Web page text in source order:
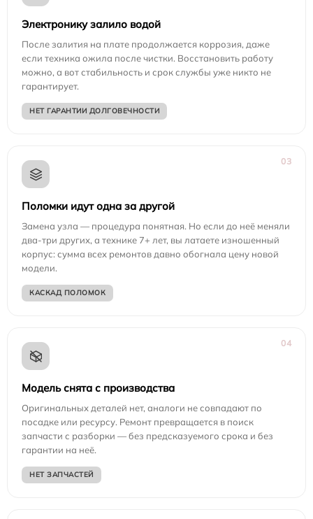
Электронику залило водой
После залития на плате продолжается коррозия, даже
если техника ожила после чистки. Восстановить работу
можно, а вот стабильность и срок службы уже никто не
гарантирует.
НЕТ ГАРАНТИИ ДОЛГОВЕЧНОСТИ
03
Поломки идут одна за другой
Замена узла — процедура понятная. Но если до неё меняли
два-три других, а технике 7+ лет, вы латаете изношенный
корпус: сумма всех ремонтов давно обогнала цену новой
модели.
КАСКАД ПОЛОМОК
04
Модель снята с производства
Оригинальных деталей нет, аналоги не совпадают по
посадке или ресурсу. Ремонт превращается в поиск
запчасти с разборки — без предсказуемого срока и без
гарантии на неё.
НЕТ ЗАПЧАСТЕЙ